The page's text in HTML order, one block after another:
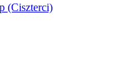
(Ciszterci)